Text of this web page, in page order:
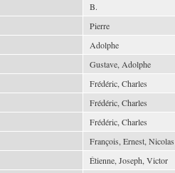
B.
Pierre
Adolphe
Gustave, Adolphe
Frédéric, Charles
Frédéric, Charles
Frédéric, Charles
François, Ernest, Nicolas
Étienne, Joseph, Victor